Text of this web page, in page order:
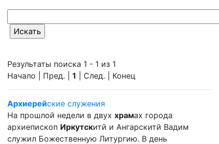
Результаты поиска 1 - 1 из 1
Начало | Пред. | 1 | След. | Конец
Архиерейские служения
На прошлой недели в двух храмах города
архиепископ Иркутскитй и Ангарскитй Вадим
служил Божественную Литургию. В день